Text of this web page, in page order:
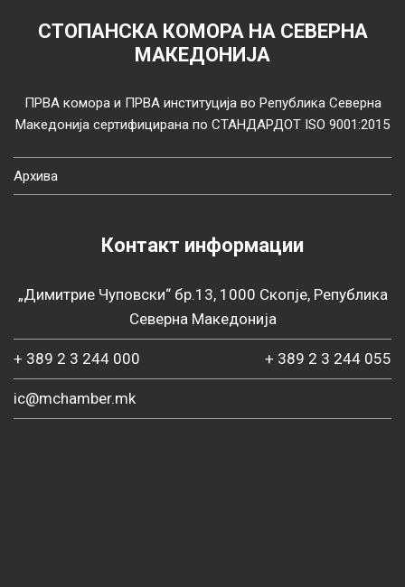
СТОПАНСКА КОМОРА НА СЕВЕРНА
МАКЕДОНИЈА
ПРВА комора и ПРВА институција во Република Северна
Македонија сертифицирана по СТАНДАРДОТ ISO 9001:2015
Архива
Контакт информации
„Димитрие Чуповски“ бр.13, 1000 Скопје, Република
Северна Македонија
+ 389 2 3 244 000 + 389 2 3 244 055
ic@mchamber.mk